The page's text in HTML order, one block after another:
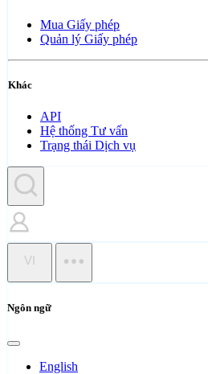
Mua Giấy phép
Quản lý Giấy phép
Khác
API
Hệ thống Tư vấn
Trạng thái Dịch vụ
VI
Ngôn ngữ
English